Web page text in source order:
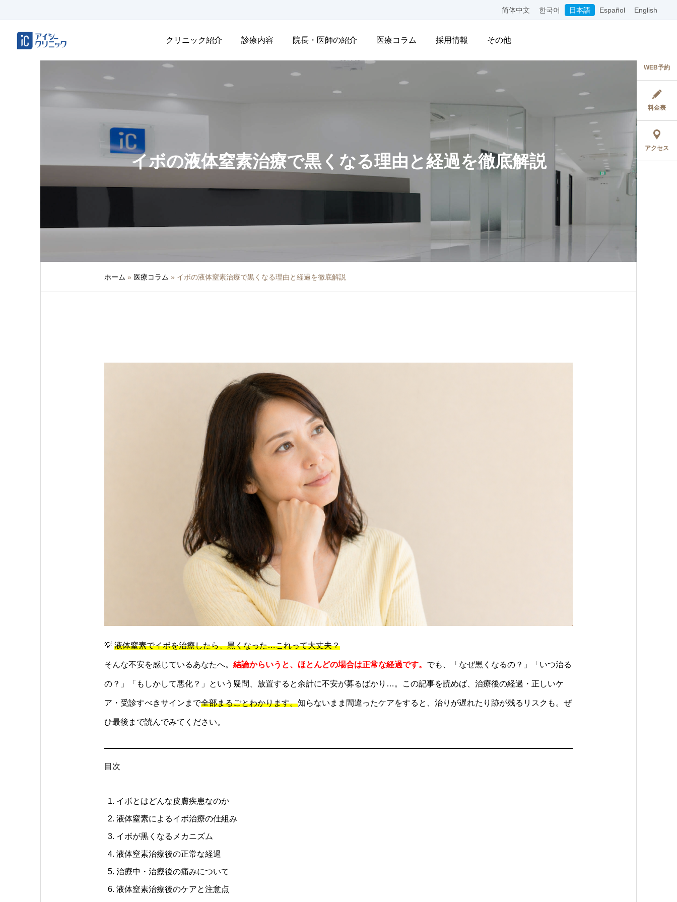
简体中文 한국어 日本語 Español English
クリニック紹介 診療内容 院長・医師の紹介 医療コラム 採用情報 その他
WEB予約
料金表
アクセス
イボの液体窒素治療で黒くなる理由と経過を徹底解説
ホーム » 医療コラム » イボの液体窒素治療で黒くなる理由と経過を徹底解説
💡 液体窒素でイボを治療したら、黒くなった…これって大丈夫？
そんな不安を感じているあなたへ。 結論からいうと、ほとんどの場合は正常な経過です。 でも、「なぜ黒くなるの？」「いつ治る
の？」「もしかして悪化？」という疑問、放置すると余計に不安が募るばかり…。この記事を読めば、治療後の経過・正しいケ
ア・受診すべきサインまで全部まるごとわかります。知らないまま間違ったケアをすると、治りが遅れたり跡が残るリスクも。ぜ
ひ最後まで読んでみてください。
目次
イボとはどんな皮膚疾患なのか
液体窒素によるイボ治療の仕組み
イボが黒くなるメカニズム
液体窒素治療後の正常な経過
治療中・治療後の痛みについて
液体窒素治療後のケアと注意点